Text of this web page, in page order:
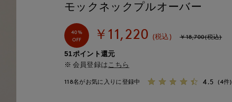
モックネックプルオーバー
40%
OFF
￥11,220 (税込) ￥18,700(税込)
51ポイント還元
会員登録は こちら
118名がお気に入りに登録中 4.5 (4件)